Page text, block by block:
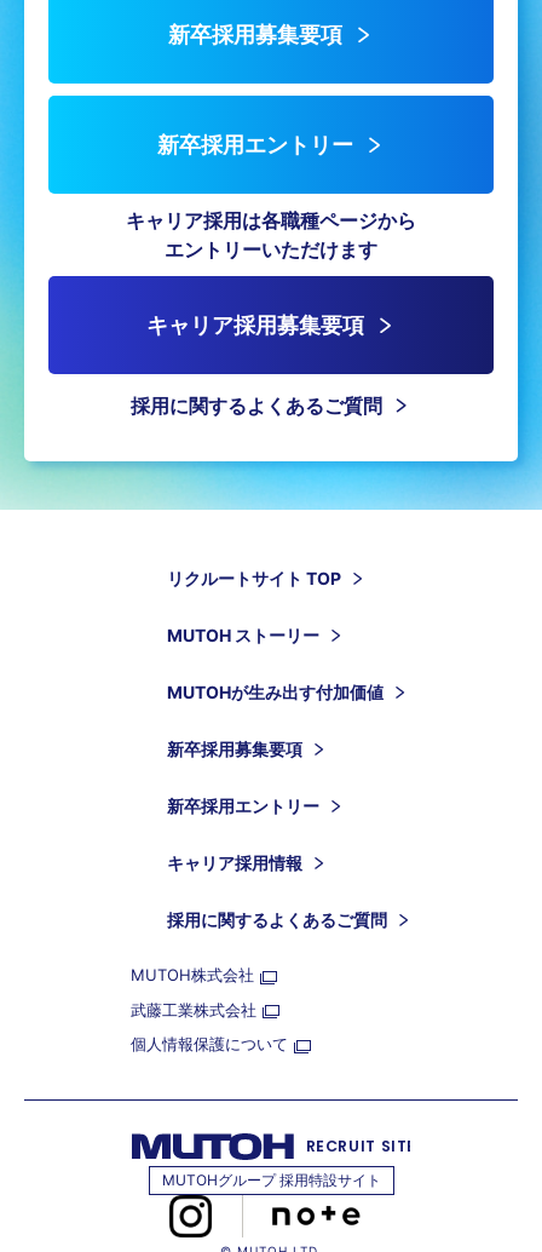
新卒採用募集要項
新卒採用エントリー
キャリア採用は各職種ページから
エントリーいただけます
キャリア採用募集要項
採用に関するよくあるご質問
リクルートサイト TOP
MUTOH ストーリー
MUTOHが生み出す付加価値
新卒採用募集要項
新卒採用エントリー
キャリア採用情報
採用に関するよくあるご質問
MUTOH株式会社
武藤工業株式会社
個人情報保護について
RECRUIT SITE
MUTOHグループ 採用特設サイト